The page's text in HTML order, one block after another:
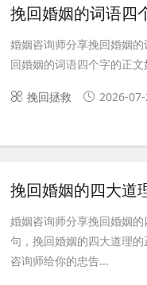
挽回婚姻的词语四
婚姻咨询师分享挽回婚姻
回婚姻的词语四个字的正
挽回拯救 2026-
挽回婚姻的四大道
婚姻咨询师分享挽回婚姻
句，挽回婚姻的四大道理
咨询师给你的忠告...